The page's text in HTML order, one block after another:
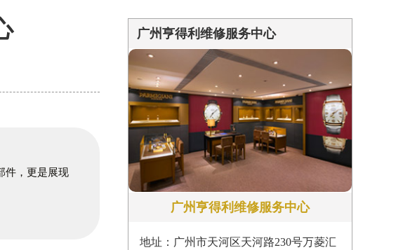
件，更是展现
广州亨得利维修服务中心
广州亨得利维修服务中心
地址：广州市天河区天河路230号万菱汇